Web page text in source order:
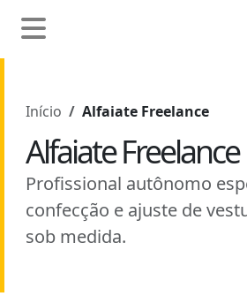
Início Alfaiate Freelance
Alfaiate Freelance
Profissional autônomo
confecção e ajuste de
sob medida.